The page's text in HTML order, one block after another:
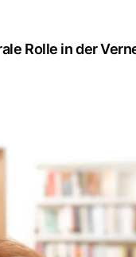
Rolle in der